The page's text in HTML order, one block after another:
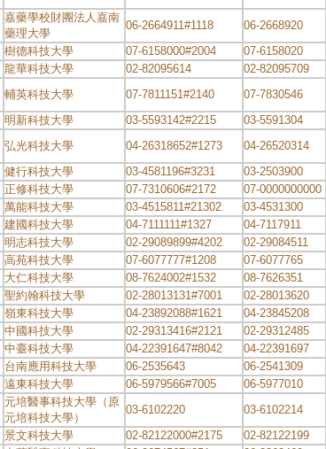
嘉藥學校財團法人嘉南
藥理大學
06-2664911#1118 06-2668920
樹德科技大學 07-6158000#2004 07-6158020
龍華科技大學 02-82095614 02-82095709
輔英科技大學 07-7811151#2140 07-7830546
明新科技大學 03-5593142#2215 03-5591304
弘光科技大學 04-26318652#1273 04-26520314
健行科技大學 03-4581196#3231 03-2503900
正修科技大學 07-7310606#2172 07-0000000000
萬能科技大學 03-4515811#21302 03-4531300
建國科技大學 04-7111111#1327 04-7117911
明志科技大學 02-29089899#4202 02-29084511
高苑科技大學 07-6077777#1208 07-6077765
大仁科技大學 08-7624002#1532 08-7626351
聖約翰科技大學 02-28013131#7001 02-28013620
嶺東科技大學 04-23892088#1621 04-23845208
中國科技大學 02-29313416#2121 02-29312485
中臺科技大學 04-22391647#8042 04-22391697
台南應用科技大學 06-2535643 06-2541309
遠東科技大學 06-5979566#7005 06-5977010
元培醫事科技大學（原
元培科技大學）
03-6102220 03-6102214
景文科技大學 02-82122000#2175 02-82122199